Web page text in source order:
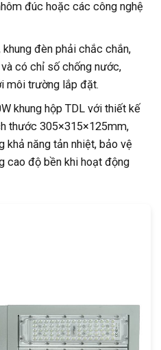
đúc hoặc các công nghệ
đèn phải chắc chắn,
có chỉ số chống nước,
môi trường lắp đặt.
khung hộp TDL với thiết kế
thước 305×315×125mm,
khả năng tản nhiệt, bảo vệ
cao độ bền khi hoạt động